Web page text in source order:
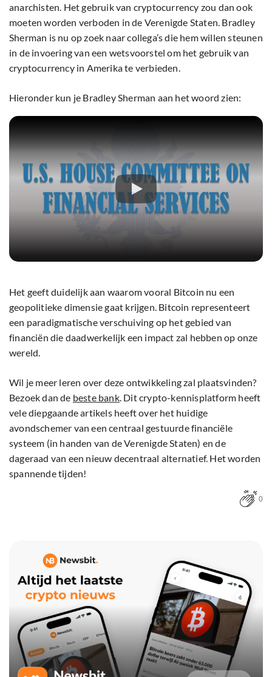
anarchisten. Het gebruik van cryptocurrency zou dan ook
moeten worden verboden in de Verenigde Staten. Bradley
Sherman is nu op zoek naar collega’s die hem willen steunen
in de invoering van een wetsvoorstel om het gebruik van
cryptocurrency in Amerika te verbieden.
Hieronder kun je Bradley Sherman aan het woord zien:
Het geeft duidelijk aan waarom vooral Bitcoin nu een
geopolitieke dimensie gaat krijgen. Bitcoin representeert
een paradigmatische verschuiving op het gebied van
financiën die daadwerkelijk een impact zal hebben op onze
wereld.
Wil je meer leren over deze ontwikkeling zal plaatsvinden?
Bezoek dan de beste bank. Dit crypto-kennisplatform heeft
vele diepgaande artikels heeft over het huidige
avondschemer van een centraal gestuurde financiële
systeem (in handen van de Verenigde Staten) en de
dageraad van een nieuw decentraal alternatief. Het worden
spannende tijden!
0